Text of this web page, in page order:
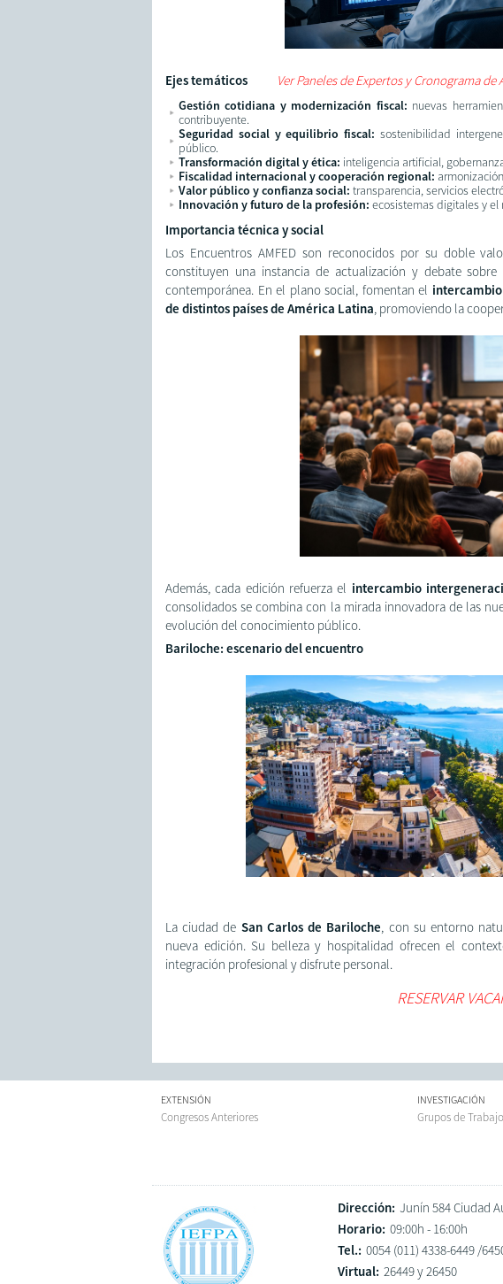
Ejes temáticos Ver Paneles de Expertos y Cronograma de
Gestión cotidiana y modernización fiscal: nuevas
contribuyente.
Seguridad social y equilibrio fiscal: sostenibilidad
público.
Transformación digital y ética: inteligencia artificial,
Fiscalidad internacional y cooperación regional:
Valor público y confianza social: transparencia, servicios
Innovación y futuro de la profesión: ecosistemas digitales y
Importancia técnica y social
Los Encuentros AMFED son reconocidos por su doble
constituyen una instancia de actualización y debate
contemporánea. En el plano social, fomentan el
de distintos países de América Latina, promoviendo la
Además, cada edición refuerza el intercambio
consolidados se combina con la mirada innovadora de las
evolución del conocimiento público.
Bariloche: escenario del encuentro
La ciudad de San Carlos de Bariloche, con su entorno
nueva edición. Su belleza y hospitalidad ofrecen el
integración profesional y disfrute personal.
RESERVAR
EXTENSIÓN
Congresos Anteriores
INVESTIGACIÓN
Grupos de
Dirección: Junín 584 Ciudad
Horario: 09:00h - 16:00h
Tel.: 0054 (011) 4338-6449 /
Virtual: 26449 y 26450